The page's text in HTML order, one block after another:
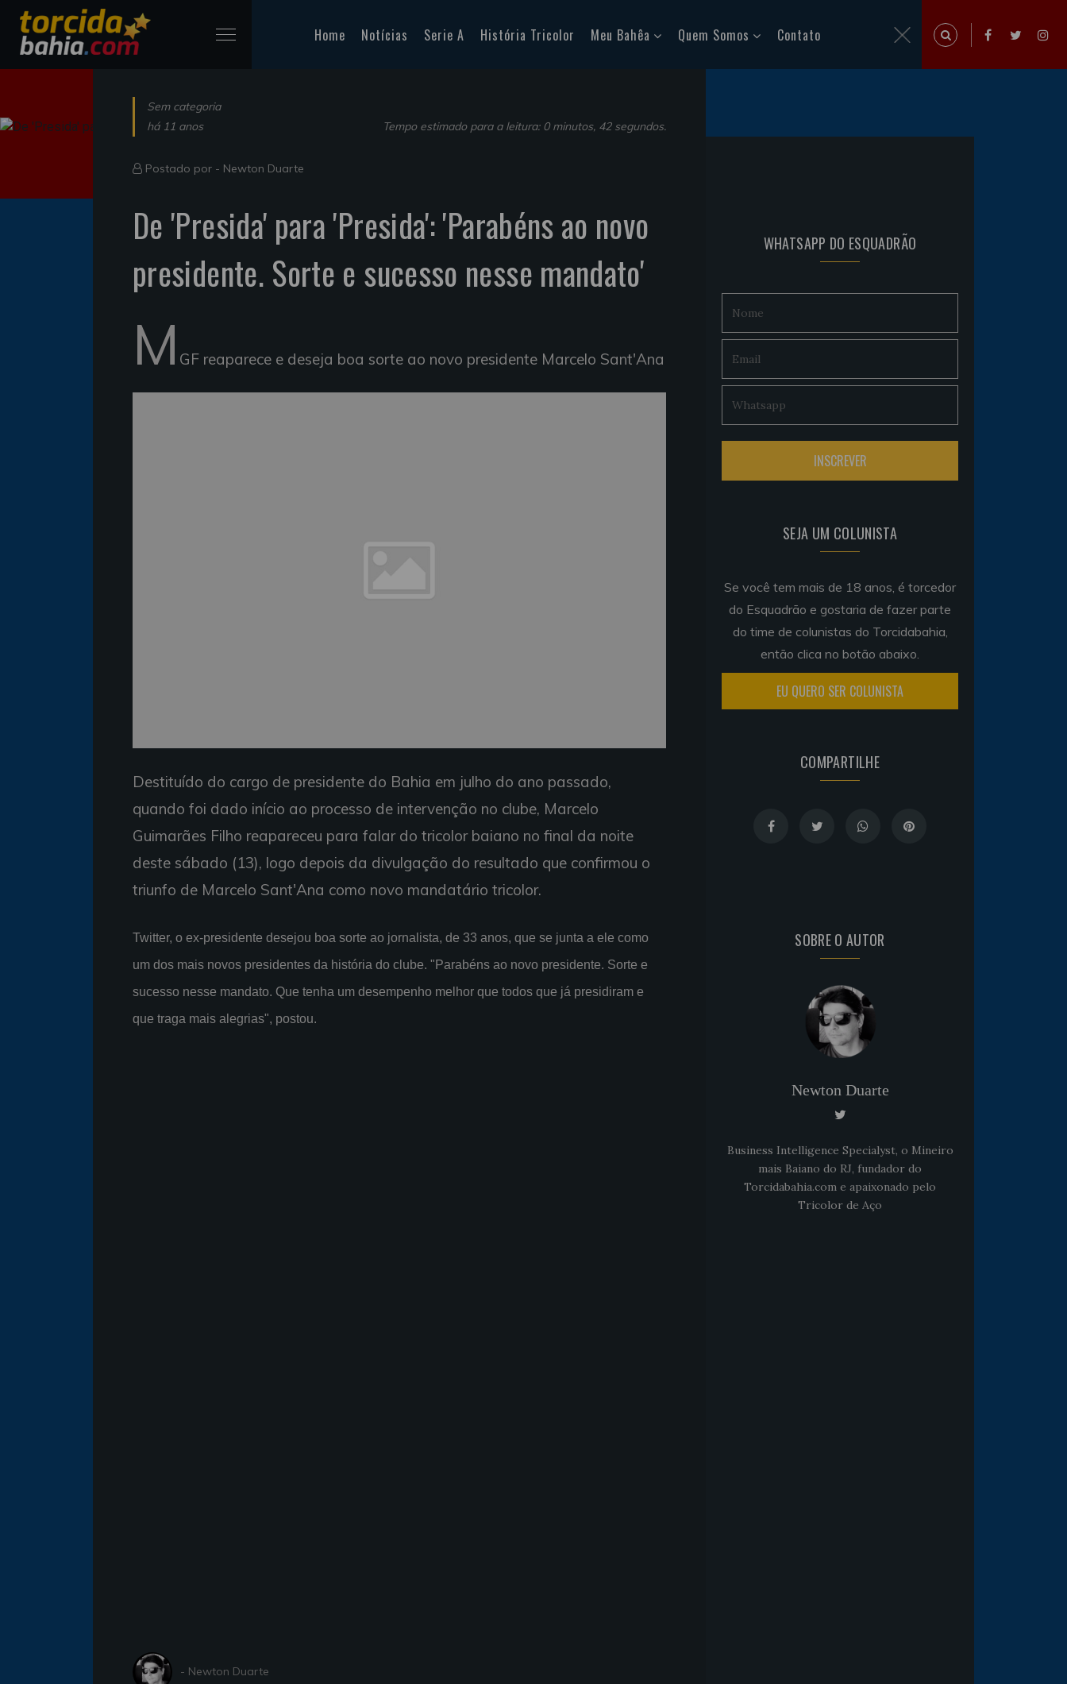
Home Notícias Serie A História Tricolor Meu Bahêa Quem Somos Contato
Sem categoria
há 11 anos
Tempo estimado para a leitura: 0 minutos, 42 segundos.
Postado por - Newton Duarte
De 'Presida' para 'Presida': 'Parabéns ao novo
presidente. Sorte e sucesso nesse mandato'
M GF reaparece e deseja boa sorte ao novo presidente Marcelo Sant'Ana
Destituído do cargo de presidente do Bahia em julho do ano passado,
quando foi dado início ao processo de intervenção no clube, Marcelo
Guimarães Filho reapareceu para falar do tricolor baiano no final da noite
deste sábado (13), logo depois da divulgação do resultado que confirmou o
triunfo de Marcelo Sant'Ana como novo mandatário tricolor.
Twitter, o ex-presidente desejou boa sorte ao jornalista, de 33 anos, que se junta a ele como
um dos mais novos presidentes da história do clube. "Parabéns ao novo presidente. Sorte e
sucesso nesse mandato. Que tenha um desempenho melhor que todos que já presidiram e
que traga mais alegrias", postou.
- Newton Duarte
WHATSAPP DO ESQUADRÃO
SEJA UM COLUNISTA
Se você tem mais de 18 anos, é torcedor
do Esquadrão e gostaria de fazer parte
do time de colunistas do Torcidabahia,
então clica no botão abaixo.
EU QUERO SER COLUNISTA
COMPARTILHE
SOBRE O AUTOR
Newton Duarte
Business Intelligence Specialyst, o Mineiro
mais Baiano do RJ, fundador do
Torcidabahia.com e apaixonado pelo
Tricolor de Aço